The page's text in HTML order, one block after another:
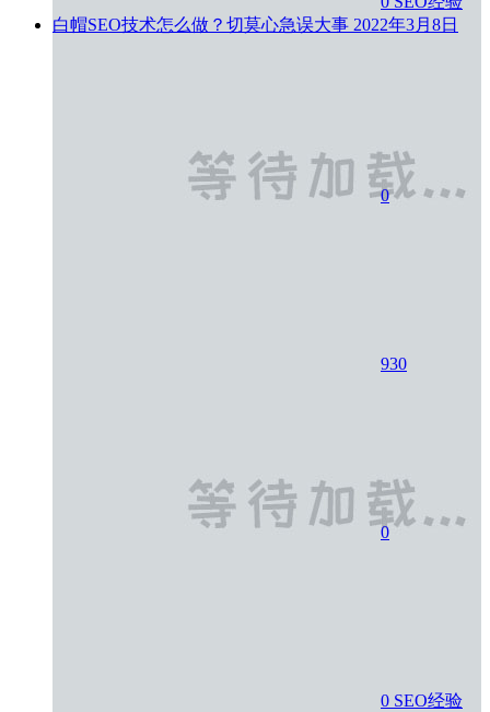
白帽SEO技术怎么做？切莫心急误大事 2022年3月8日
0
930
0
0 SEO经验